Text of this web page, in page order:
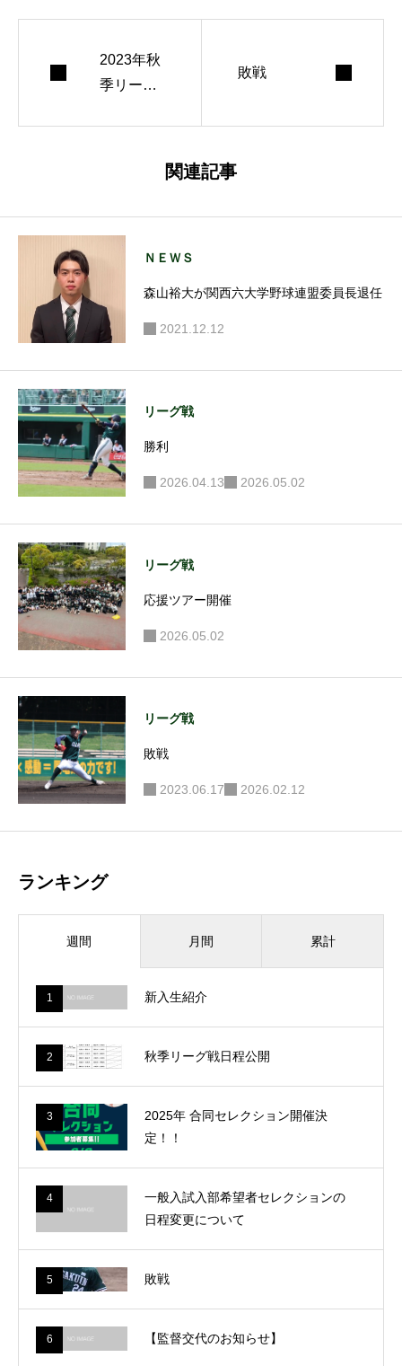
2023年秋
季リーグ
敗戦
関連記事
ＮＥＷＳ
森山裕大が関西六大学野球連盟委員長退任
2021.12.12
リーグ戦
勝利
2026.04.13 2026.05.02
リーグ戦
応援ツアー開催
2026.05.02
リーグ戦
敗戦
2023.06.17 2026.02.12
ランキング
週間 月間 累計
1 新入生紹介
2 秋季リーグ戦日程公開
3
2025年 合同セレクション開催決
定！！
4
一般入試入部希望者セレクションの
日程変更について
5 敗戦
6 【監督交代のお知らせ】